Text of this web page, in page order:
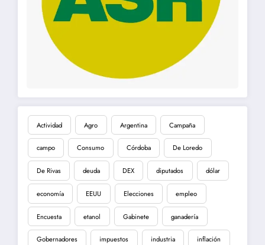
Actividad Agro Argentina Campaña
campo Consumo Córdoba De Loredo
De Rivas deuda DEX diputados dólar
economía EEUU Elecciones empleo
Encuesta etanol Gabinete ganadería
Gobernadores impuestos industria inflación